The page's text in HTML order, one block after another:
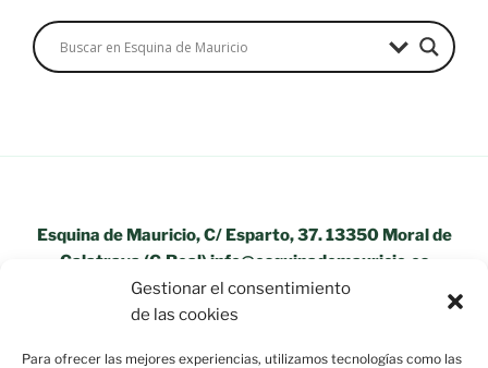
Gestionar el consentimiento
de las cookies
Para ofrecer las mejores experiencias, utilizamos tecnologías como las
Esquina de Mauricio, C/ Esparto, 37. 13350 Moral de
Calatrava (C.Real) info@esquinademauricio.es
«Aviso Legal»